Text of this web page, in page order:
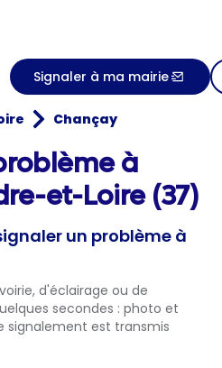
Signaler à ma mairie
Chançay
à
et-Loire (37)
un problème à
d'éclairage ou de
secondes : photo et
signalement est transmis